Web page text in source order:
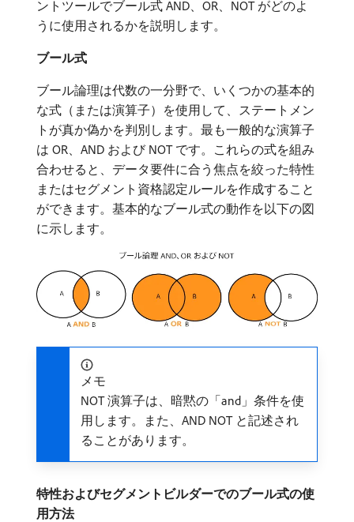
ントツールでブール式 AND、OR、NOT がどのよ
うに使用されるかを説明します。
ブール式
ブール論理は代数の一分野で、いくつかの基本的
な式（または演算子）を使用して、ステートメン
トが真か偽かを判別します。最も一般的な演算子
は OR、AND および NOT です。これらの式を組み
合わせると、データ要件に合う焦点を絞った特性
またはセグメント資格認定ルールを作成すること
ができます。基本的なブール式の動作を以下の図
に示します。
メモ
NOT 演算子は、暗黙の「and」条件を使
用します。また、AND NOT と記述され
ることがあります。
特性およびセグメントビルダーでのブール式の使
用方法